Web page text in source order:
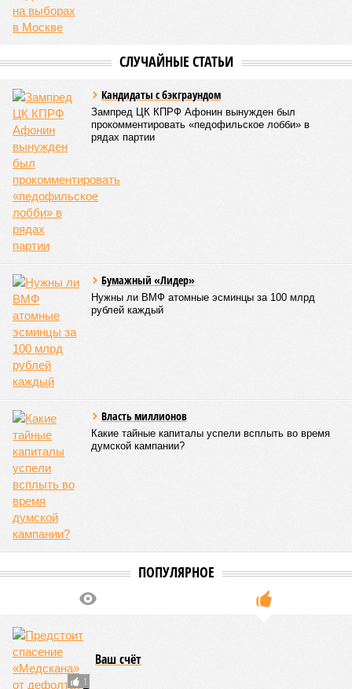
СЛУЧАЙНЫЕ СТАТЬИ
Кандидаты с бэкграундом
Зампред ЦК КПРФ Афонин вынужден был
прокомментировать «педофильское лобби» в
рядах партии
Бумажный «Лидер»
Нужны ли ВМФ атомные эсминцы за 100 млрд
рублей каждый
Власть миллионов
Какие тайные капиталы успели всплыть во время
думской кампании?
ПОПУЛЯРНОЕ
1
Ваш счёт